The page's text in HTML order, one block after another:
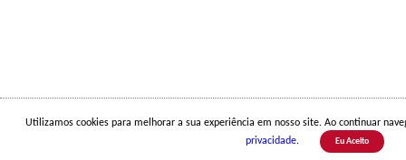
Utilizamos cookies para melhorar a sua experiência em nosso site. Ao continuar
privacidade. Eu Aceito